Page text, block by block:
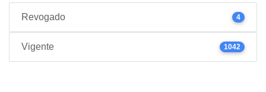
Revogado 4
Vigente 1042